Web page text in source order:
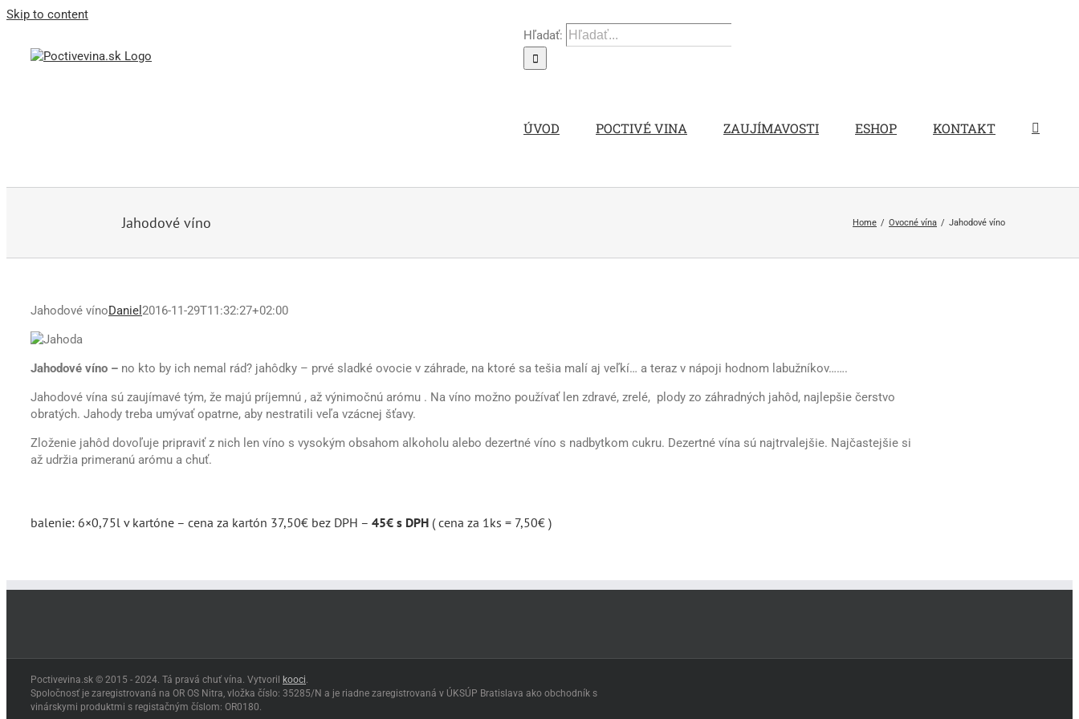
Skip to content
Hľadať:
ÚVOD POCTIVÉ VINA ZAUJÍMAVOSTI ESHOP KONTAKT
Jahodové víno Home Ovocné vína Jahodové víno
Jahodové vínoDaniel 2016-11-29T11:32:27+02:00
Jahodové víno – no kto by ich nemal rád? jahôdky – prvé sladké ovocie v záhrade, na ktoré sa tešia malí aj veľkí… a teraz v nápoji hodnom labužníkov…….
Jahodové vína sú zaujímavé tým, že majú príjemnú , až výnimočnú arómu . Na víno možno používať len zdravé, zrelé, plody zo záhradných jahôd, najlepšie čerstvo
obratých. Jahody treba umývať opatrne, aby nestratili veľa vzácnej šťavy.
Zloženie jahôd dovoľuje pripraviť z nich len víno s vysokým obsahom alkoholu alebo dezertné víno s nadbytkom cukru. Dezertné vína sú najtrvalejšie. Najčastejšie si
až udržia primeranú arómu a chuť.
balenie: 6×0,75l v kartóne – cena za kartón 37,50€ bez DPH – 45€ s DPH ( cena za 1ks = 7,50€ )
Poctivevina.sk © 2015 - 2024. Tá pravá chuť vína. Vytvoril kooci
Spoločnosť je zaregistrovaná na OR OS Nitra, vložka číslo: 35285/N a je riadne zaregistrovaná v ÚKSÚP Bratislava ako obchodník s
vinárskymi produktmi s registačným číslom: OR0180.